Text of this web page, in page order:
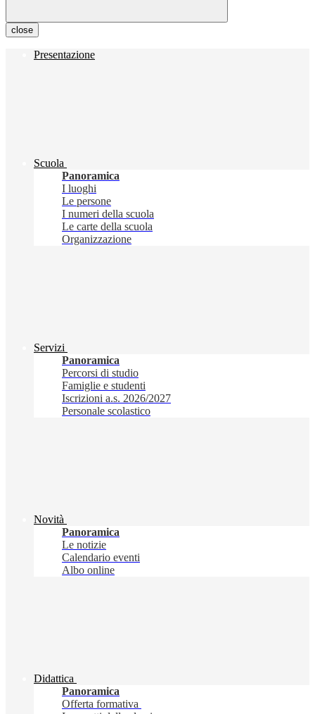
close
Presentazione
Scuola
Panoramica
I luoghi
Le persone
I numeri della scuola
Le carte della scuola
Organizzazione
Servizi
Panoramica
Percorsi di studio
Famiglie e studenti
Iscrizioni a.s. 2026/2027
Personale scolastico
Novità
Panoramica
Le notizie
Calendario eventi
Albo online
Didattica
Panoramica
Offerta formativa